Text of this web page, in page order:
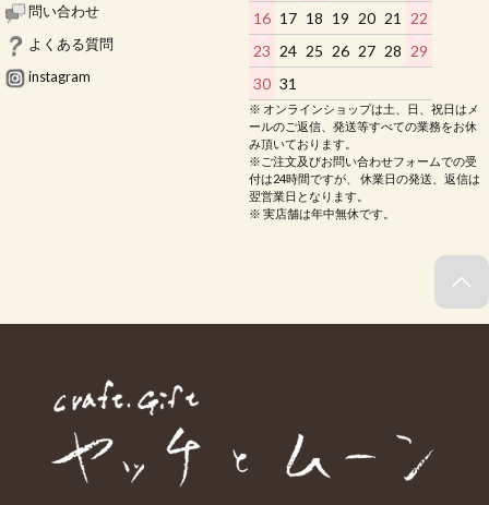
問い合わせ
よくある質問
instagram
16 17 18 19 20 21
22
23 24 25 26 27 28 29
30 31
※ オンラインショップは土、日、祝日はメ
ールのご返信、発送等すべての業務をお休
み頂いております。
※ご注文及びお問い合わせフォームでの受
付は24時間ですが、 休業日の発送、返信は
翌営業日となります。
※ 実店舗は年中無休です。